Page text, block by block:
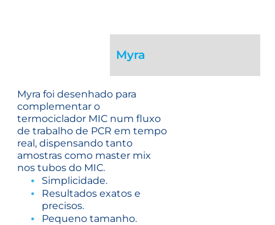
Myra
Myra foi desenhado para
complementar o
termociclador MIC num fluxo
de trabalho de PCR em tempo
real, dispensando tanto
amostras como master mix
nos tubos do MIC.
Simplicidade.
Resultados exatos e
precisos.
Pequeno tamanho.